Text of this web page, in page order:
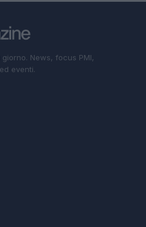
News, focus PMI,
eventi.